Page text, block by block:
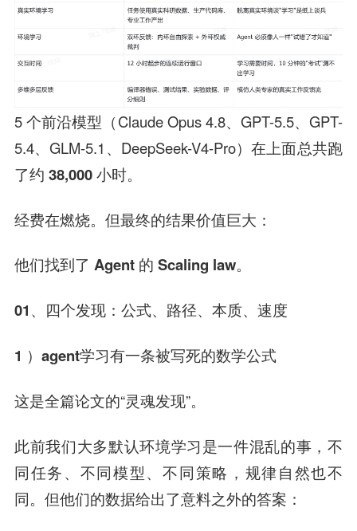
5 个前沿模型（Claude Opus 4.8、GPT-5.5、GPT-
5.4、GLM-5.1、DeepSeek-V4-Pro）在上面总共跑
了约 38,000 小时。
经费在燃烧。但最终的结果价值巨大：
他们找到了 Agent 的 Scaling law。
01、四个发现：公式、路径、本质、速度
1 ）agent学习有一条被写死的数学公式
这是全篇论文的“灵魂发现”。
此前我们大多默认环境学习是一件混乱的事，不
同任务、不同模型、不同策略，规律自然也不
同。但他们的数据给出了意料之外的答案：